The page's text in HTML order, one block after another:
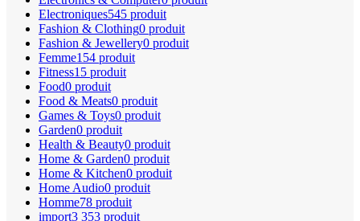
Electroniques545 produit
Fashion & Clothing0 produit
Fashion & Jewellery0 produit
Femme154 produit
Fitness15 produit
Food0 produit
Food & Meats0 produit
Games & Toys0 produit
Garden0 produit
Health & Beauty0 produit
Home & Garden0 produit
Home & Kitchen0 produit
Home Audio0 produit
Homme78 produit
import3 353 produit